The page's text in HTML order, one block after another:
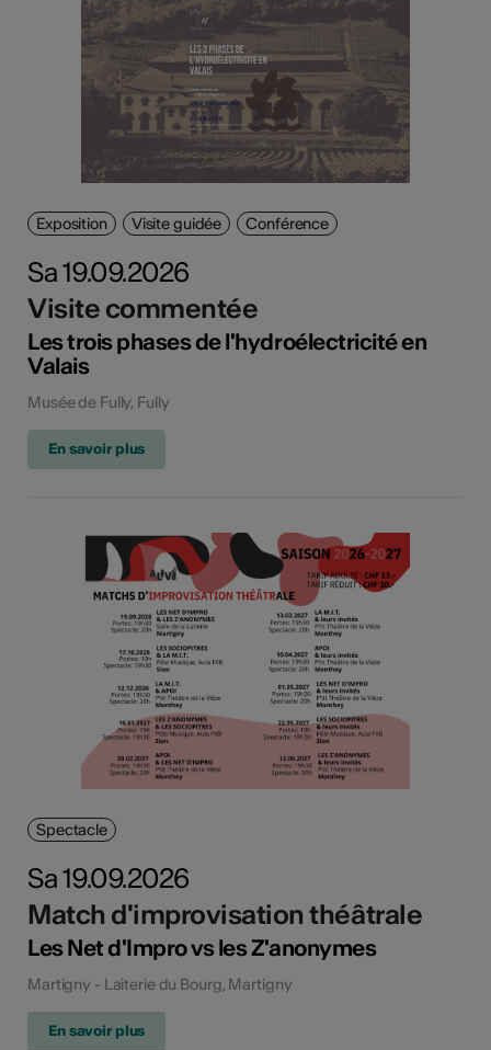
Exposition Visite guidée Conférence
Sa 19.09.2026
Visite commentée
Les trois phases de l'hydroélectricité en
Valais
Musée de Fully, Fully
En savoir plus
Spectacle
Sa 19.09.2026
Match d'improvisation théâtrale
Les Net d'Impro vs les Z'anonymes
Martigny - Laiterie du Bourg, Martigny
En savoir plus